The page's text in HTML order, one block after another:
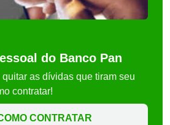
do Banco Pan
as dívidas que tiram seu
contratar!
CONTRATAR